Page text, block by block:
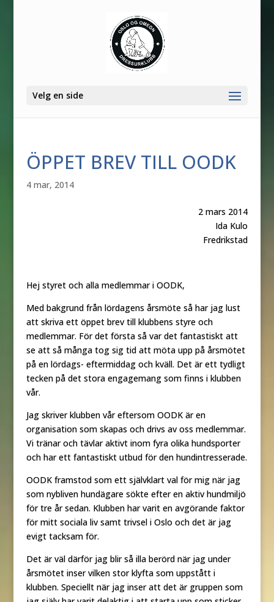
Velg en side
ÖPPET BREV TILL OODK
4 mar, 2014
2 mars 2014
Ida Kulo
Fredrikstad
Hej styret och alla medlemmar i OODK,
Med bakgrund från lördagens årsmöte så har jag lust
att skriva ett öppet brev till klubbens styre och
medlemmar. För det första så var det fantastiskt att
se att så många tog sig tid att möta upp på årsmötet
på en lördags- eftermiddag och kväll. Det är ett tydligt
tecken på det stora engagemang som finns i klubben
vår.
Jag skriver klubben vår eftersom OODK är en
organisation som skapas och drivs av oss medlemmar.
Vi tränar och tävlar aktivt inom fyra olika hundsporter
och har ett fantastiskt utbud för den hundintresserade.
OODK framstod som ett självklart val för mig när jag
som nybliven hundägare sökte efter en aktiv hundmiljö
för tre år sedan. Klubben har varit en avgörande faktor
för mitt sociala liv samt trivsel i Oslo och det är jag
evigt tacksam för.
Det är väl därför jag blir så illa berörd när jag under
årsmötet inser vilken stor klyfta som uppstått i
klubben. Speciellt när jag inser att det är gruppen som